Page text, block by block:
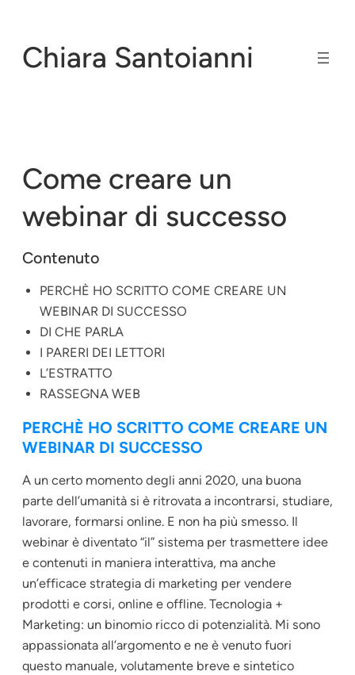
contenuto
Chiara Santoianni
Come creare un
webinar di successo
Contenuto
PERCHÈ HO SCRITTO COME CREARE UN
WEBINAR DI SUCCESSO
DI CHE PARLA
I PARERI DEI LETTORI
L’ESTRATTO
RASSEGNA WEB
PERCHÈ HO SCRITTO COME CREARE UN
WEBINAR DI SUCCESSO
A un certo momento degli anni 2020, una buona
parte dell’umanità si è ritrovata a incontrarsi, studiare,
lavorare, formarsi online. E non ha più smesso. Il
webinar è diventato “il” sistema per trasmettere idee
e contenuti in maniera interattiva, ma anche
un’efficace strategia di marketing per vendere
prodotti e corsi, online e offline. Tecnologia +
Marketing: un binomio ricco di potenzialità. Mi sono
appassionata all’argomento e ne è venuto fuori
questo manuale, volutamente breve e sintetico